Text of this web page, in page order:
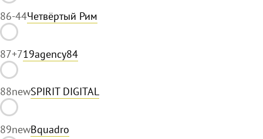
86-44Четвёртый Рим
87+719agency84
88newSPIRIT DIGITAL
89newBquadro